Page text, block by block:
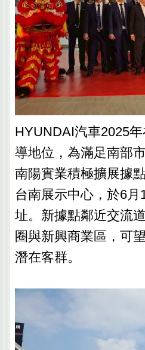
HYUNDAI汽車2025
導地位，為滿足南部
南陽實業積極擴展據
台南展示中心，於6
址。新據點鄰近交流
圈與新興商業區，可
潛在客群。